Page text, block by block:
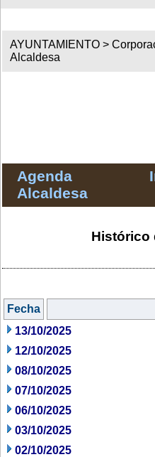
AYUNTAMIENTO >
Alcaldesa
Agenda
Alcaldesa
Histórico
Fecha
13/10/2025
12/10/2025
08/10/2025
07/10/2025
06/10/2025
03/10/2025
02/10/2025